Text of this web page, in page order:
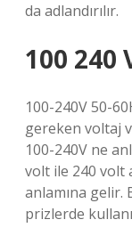
da adlandırılır.
100 240
100-240V 50-
gereken voltaj
100-240V ne
volt ile 240 volt
anlamına gelir.
prizlerde